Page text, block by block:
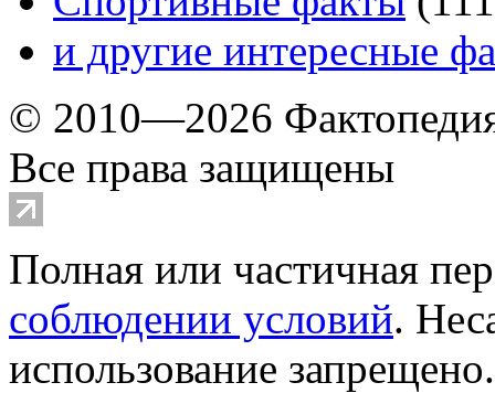
и другие интересные
© 2010—2026
Все права защищены
Полная или частичная
соблюдении условий.
использование